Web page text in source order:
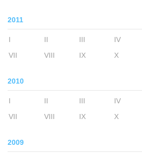
2011
I II III IV
VII
VIII IX X
2010
I II III IV
VII
VIII IX X
2009